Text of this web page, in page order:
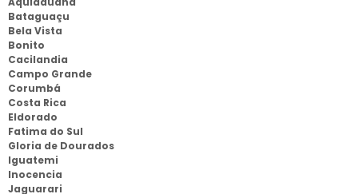
Bataguaçu
Bela Vista
Bonito
Cacilandia
Campo Grande
Corumbá
Costa Rica
Eldorado
Fatima do Sul
Gloria de Dourados
Iguatemi
Inocencia
Jaguarari